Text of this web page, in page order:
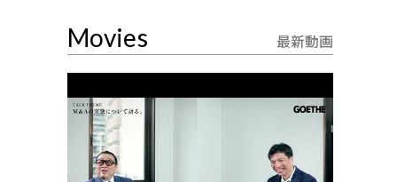
Movies 最新動画